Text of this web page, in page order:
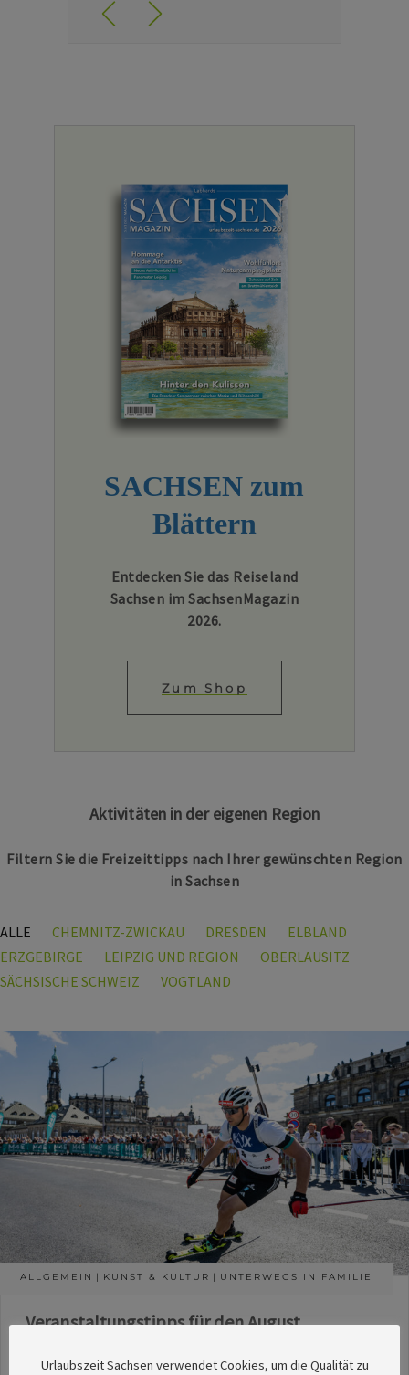
SACHSEN zum
Blättern
Entdecken Sie das Reiseland
Sachsen im SachsenMagazin
2026.
Zum Shop
Aktivitäten in der eigenen Region
Filtern Sie die Freizeittipps nach Ihrer gewünschten Region
in Sachsen
ALLE CHEMNITZ-ZWICKAU DRESDEN
ELBLAND
ERZGEBIRGE
LEIPZIG UND REGION
OBERLAUSITZ
SÄCHSISCHE SCHWEIZ
VOGTLAND
ALLGEMEIN KUNST & KULTUR UNTERWEGS IN FAMILIE
Veranstaltungstipps für den August
Urlaubszeit Sachsen verwendet Cookies, um die Qualität zu